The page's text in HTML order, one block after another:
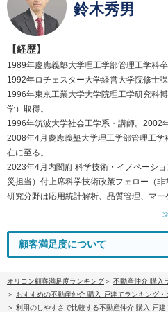
鈴木秀男
【経歴】
1989年慶應義塾大学理工学部管理工学科卒
1992年ロチェスター大学経営大学院修士課
1996年東京工業大学大学院理工学研究科
学）取得。
1996年筑波大学社会工学系・講師。2002
2008年4月慶應義塾大学理工学部管理工
在に至る。
2023年4月内閣府 科学技術・イノベーシ
災担当）付上席科学技術政策フェロー（非
研究分野は応用統計解析、品質管理、マー
顧客満足度について
オリコン顧客満足度ランキング
不動産仲介 購入
おすすめの不動産仲介 購入 戸建てランキング・
利用のしやすさで比較する不動産仲介 購入 戸